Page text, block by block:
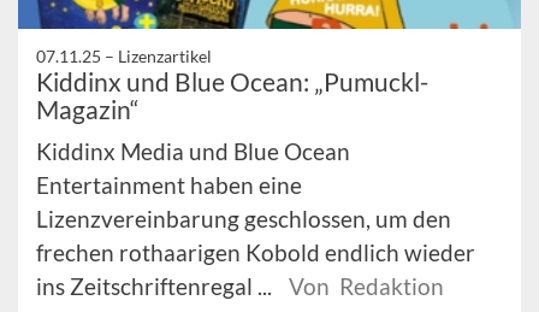
07.11.25 – Lizenzartikel
Kiddinx und Blue Ocean: „Pumuckl-
Magazin“
Kiddinx Media und Blue Ocean
Entertainment haben eine
Lizenzvereinbarung geschlossen, um den
frechen rothaarigen Kobold endlich wieder
ins Zeitschriftenregal ...
Von Redaktion